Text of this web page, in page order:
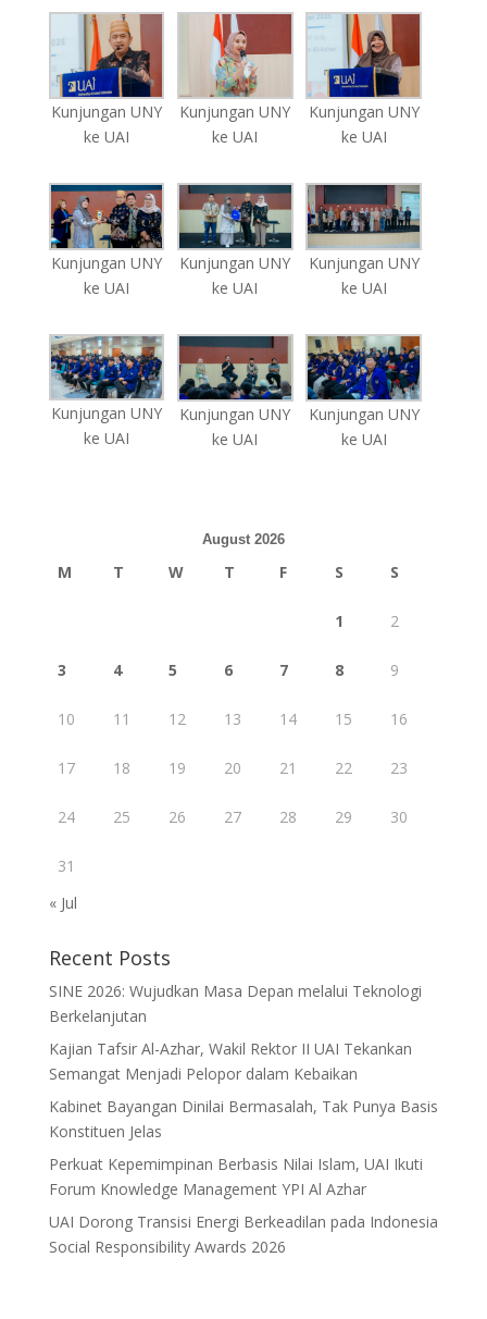
Kunjungan UNY
ke UAI
Kunjungan UNY
ke UAI
Kunjungan UNY
ke UAI
Kunjungan UNY
ke UAI
Kunjungan UNY
ke UAI
Kunjungan UNY
ke UAI
Kunjungan UNY
ke UAI
Kunjungan UNY
ke UAI
Kunjungan UNY
ke UAI
August 2026
M T W T F S S
1 2
3 4 5 6 7 8 9
10 11 12 13 14 15 16
17 18 19 20 21 22 23
24 25 26 27 28 29 30
31
« Jul
Recent Posts
SINE 2026: Wujudkan Masa Depan melalui Teknologi
Berkelanjutan
Kajian Tafsir Al-Azhar, Wakil Rektor II UAI Tekankan
Semangat Menjadi Pelopor dalam Kebaikan
Kabinet Bayangan Dinilai Bermasalah, Tak Punya Basis
Konstituen Jelas
Perkuat Kepemimpinan Berbasis Nilai Islam, UAI Ikuti
Forum Knowledge Management YPI Al Azhar
UAI Dorong Transisi Energi Berkeadilan pada Indonesia
Social Responsibility Awards 2026